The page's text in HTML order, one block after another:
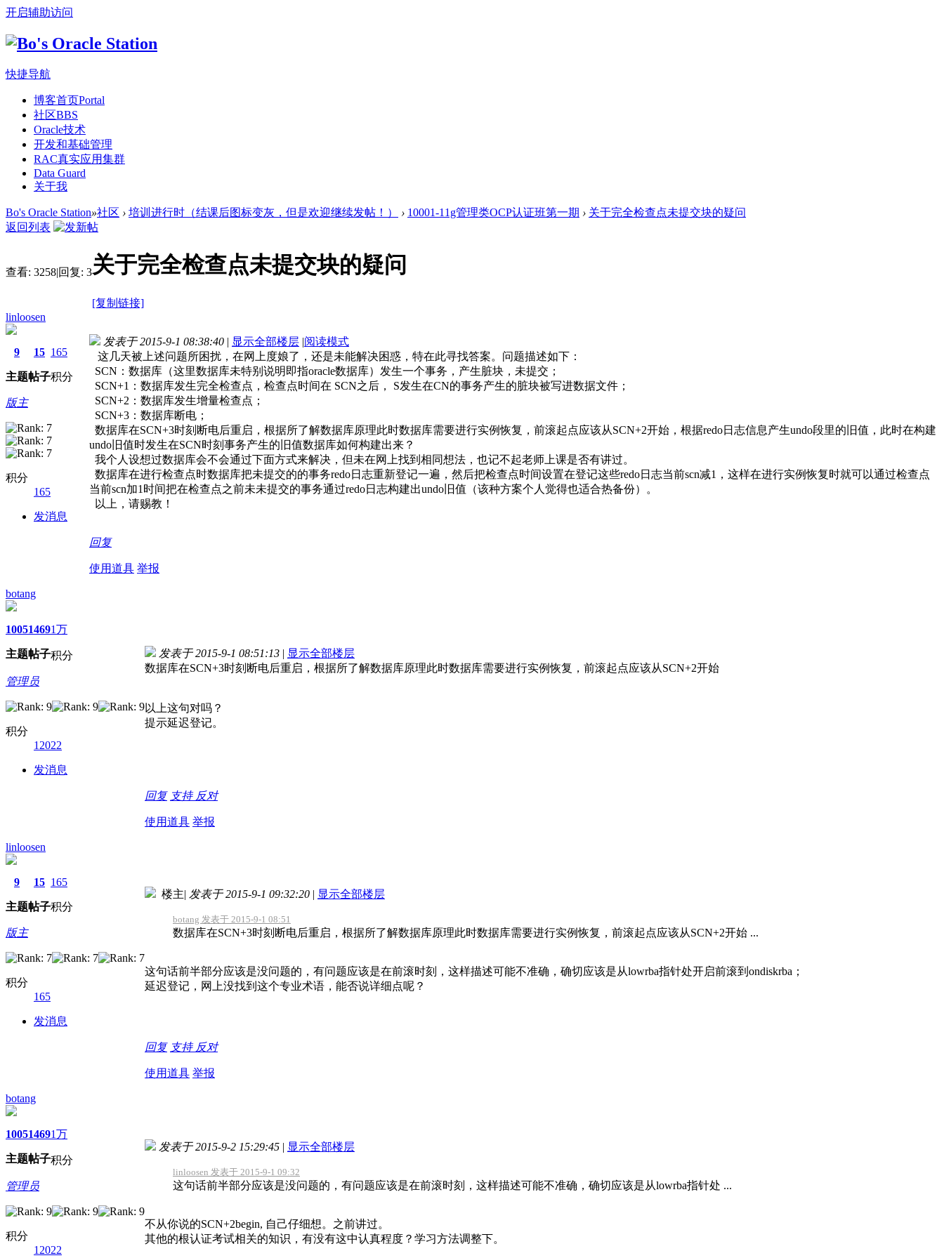
开启辅助访问
快捷导航
博客首页Portal
社区BBS
Oracle技术
开发和基础管理
RAC真实应用集群
Data Guard
关于我
Bo's Oracle Station»社区 › 培训进行时（结课后图标变灰，但是欢迎继续发帖！） › 10001-11g管理类OCP认证班第一期 › 关于完全检查点未提交块的疑问
返回列表
查看: 3258|回复: 3关于完全检查点未提交块的疑问
[复制链接]
linloosen
9
主题
15
帖子
165
积分
版主
积分
165
发消息
发表于 2015-9-1 08:38:40 | 显示全部楼层 |阅读模式
这几天被上述问题所困扰，在网上度娘了，还是未能解决困惑，特在此寻找答案。问题描述如下：
SCN：数据库（这里数据库未特别说明即指oracle数据库）发生一个事务，产生脏块，未提交；
SCN+1：数据库发生完全检查点，检查点时间在 SCN之后， S发生在CN的事务产生的脏块被写进数据文件；
SCN+2：数据库发生增量检查点；
SCN+3：数据库断电；
数据库在SCN+3时刻断电后重启，根据所了解数据库原理此时数据库需要进行实例恢复，前滚起点应该从SCN+2开始，根据redo日志信息产生undo段里的旧值，此时在构建
undo旧值时发生在SCN时刻事务产生的旧值数据库如何构建出来？
我个人设想过数据库会不会通过下面方式来解决，但未在网上找到相同想法，也记不起老师上课是否有讲过。
数据库在进行检查点时数据库把未提交的的事务redo日志重新登记一遍，然后把检查点时间设置在登记这些redo日志当前scn减1，这样在进行实例恢复时就可以通过检查点
当前scn加1时间把在检查点之前未未提交的事务通过redo日志构建出undo旧值（该种方案个人觉得也适合热备份）。
以上，请赐教！
回复
使用道具 举报
botang
1005
主题
1469
帖子
1万
积分
管理员
积分
12022
发消息
发表于 2015-9-1 08:51:13 | 显示全部楼层
数据库在SCN+3时刻断电后重启，根据所了解数据库原理此时数据库需要进行实例恢复，前滚起点应该从SCN+2开始
以上这句对吗？
提示延迟登记。
回复 支持 反对
使用道具 举报
linloosen
9
主题
15
帖子
165
积分
版主
积分
165
发消息
楼主| 发表于 2015-9-1 09:32:20 | 显示全部楼层
botang 发表于 2015-9-1 08:51
数据库在SCN+3时刻断电后重启，根据所了解数据库原理此时数据库需要进行实例恢复，前滚起点应该从SCN+2开始 ...
这句话前半部分应该是没问题的，有问题应该是在前滚时刻，这样描述可能不准确，确切应该是从lowrba指针处开启前滚到ondiskrba；
延迟登记，网上没找到这个专业术语，能否说详细点呢？
回复 支持 反对
使用道具 举报
botang
1005
主题
1469
帖子
1万
积分
管理员
积分
12022
发表于 2015-9-2 15:29:45 | 显示全部楼层
linloosen 发表于 2015-9-1 09:32
这句话前半部分应该是没问题的，有问题应该是在前滚时刻，这样描述可能不准确，确切应该是从lowrba指针处 ...
不从你说的SCN+2begin, 自己仔细想。之前讲过。
其他的根认证考试相关的知识，有没有这中认真程度？学习方法调整下。